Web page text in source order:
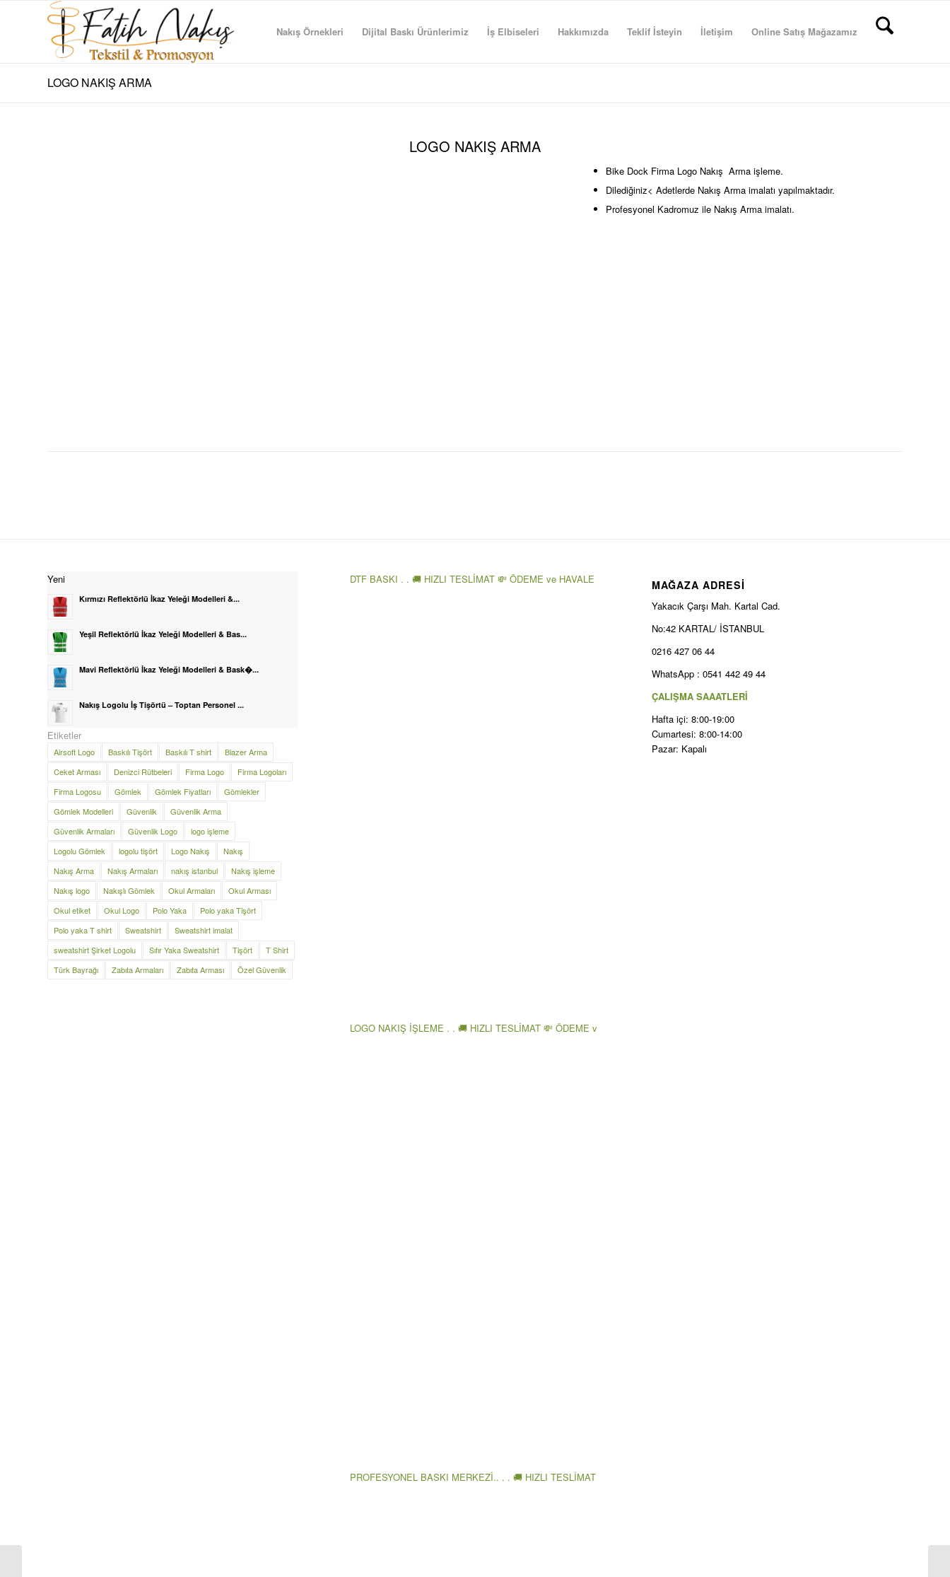
Nakış Örnekleri Dijital Baskı Ürünlerimiz İş Elbiseleri Hakkımızda Teklif İsteyin İletişim Online Satış Mağazamız
LOGO NAKIŞ ARMA
LOGO NAKIŞ ARMA
Bike Dock Firma Logo Nakış Arma işleme.
Dilediğiniz< Adetlerde Nakış Arma imalatı yapılmaktadır.
Profesyonel Kadromuz ile Nakış Arma imalatı.
Yeni
Kırmızı Reflektörlü İkaz Yeleği Modelleri &...
Yeşil Reflektörlü İkaz Yeleği Modelleri & Bas...
Mavi Reflektörlü İkaz Yeleği Modelleri & Bask�...
Nakış Logolu İş Tişörtü – Toptan Personel ...
Etiketler
Airsoft Logo Baskılı Tişört Baskılı T shirt
Blazer Arma
Ceket Arması
Denizci Rütbeleri Firma Logo
Firma Logoları
Firma Logosu
Gömlek Gömlek Fiyatları
Gömlekler
Gömlek Modelleri
Güvenlik
Güvenlik Arma
Güvenlik Armaları
Güvenlik Logo
logo işleme
Logolu Gömlek
logolu tişört Logo Nakış
Nakış
Nakış Arma
Nakış Armaları nakış istanbul
Nakış işleme
Nakış logo
Nakışlı Gömlek Okul Armaları
Okul Arması
Okul etiket
Okul Logo Polo Yaka
Polo yaka Tişört
Polo yaka T shirt
Sweatshirt
Sweatshirt imalat
sweatshirt Şirket Logolu
Sıfır Yaka Sweatshirt Tişört
T Shirt
Türk Bayrağı
Zabıta Armaları Zabıta Arması Özel Güvenlik
DTF BASKI . . 🚚 HIZLI TESLİMAT 💸 ÖDEME ve HAVALE
LOGO NAKIŞ İŞLEME . . 🚚 HIZLI TESLİMAT 💸 ÖDEME v
PROFESYONEL BASKI MERKEZİ.. . . 🚚 HIZLI TESLİMAT
MAĞAZA ADRESİ
Yakacık Çarşı Mah. Kartal Cad.
No:42 KARTAL/ İSTANBUL
0216 427 06 44
WhatsApp : 0541 442 49 44
ÇALIŞMA SAAATLERİ
Hafta içi: 8:00-19:00
Cumartesi: 8:00-14:00
Pazar: Kapalı